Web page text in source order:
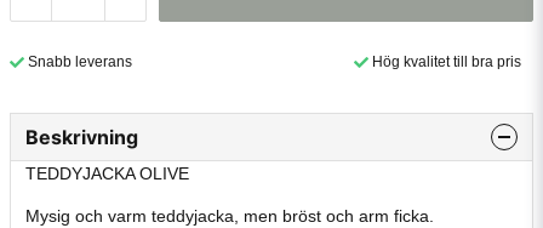
Snabb leverans Hög kvalitet till bra pris
Beskrivning
TEDDYJACKA OLIVE
Mysig och varm teddyjacka, men bröst och arm ficka.